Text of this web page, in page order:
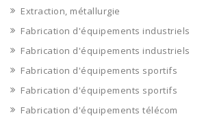
Extraction, métallurgie
Fabrication d'équipements industriels
Fabrication d'équipements industriels
Fabrication d'équipements sportifs
Fabrication d'équipements sportifs
Fabrication d'équipements télécom